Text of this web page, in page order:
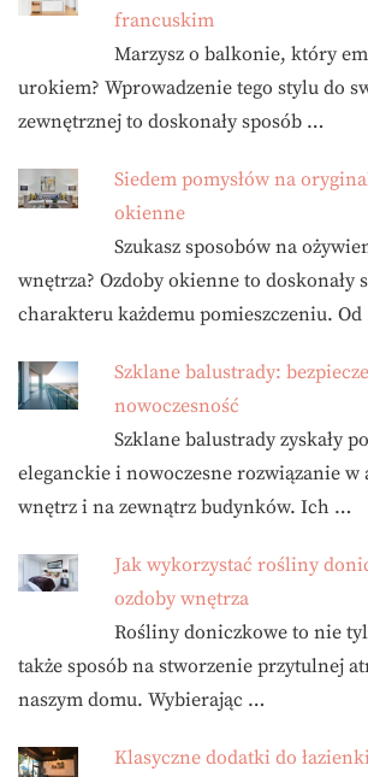
francuskim
Marzysz o balkonie, który
urokiem? Wprowadzenie tego stylu do
zewnętrznej to doskonały sposób …
Siedem pomysłów na
okienne
Szukasz sposobów na
wnętrza? Ozdoby okienne to doskonały
charakteru każdemu pomieszczeniu.
Szklane balustrady:
nowoczesność
Szklane balustrady zyskały
eleganckie i nowoczesne rozwiązanie
wnętrz i na zewnątrz budynków. Ich …
Jak wykorzystać rośliny
ozdoby wnętrza
Rośliny doniczkowe to nie
także sposób na stworzenie przytulnej
naszym domu. Wybierając …
Klasyczne dodatki do